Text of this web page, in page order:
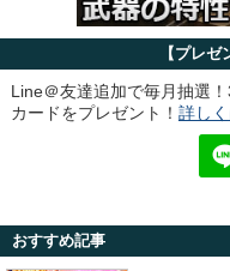
【プレゼ
Line＠友達追加で毎月抽選
カードをプレゼント！ 詳し
おすすめ記事